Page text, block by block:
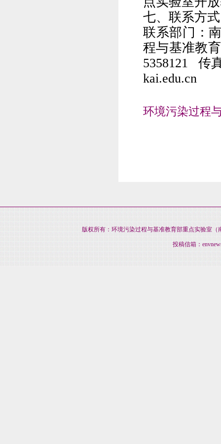
七、联系方式
联系部门：
程与基准教
5358121 传
kai.edu.cn
环境污染过程
版权所有：环境污染过程与基准教育部重点实验室（
投稿信箱：